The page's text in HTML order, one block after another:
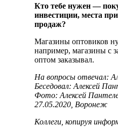
Кто тебе нужен —
инвестиции, места
продаж?
Магазины оптовиков
например, магазины с
оптом заказывал.
На вопросы отвечал:
Беседовал: Алексей
Фото: Алексей
27.05.2020, Воронеж
Коллеги, копируя